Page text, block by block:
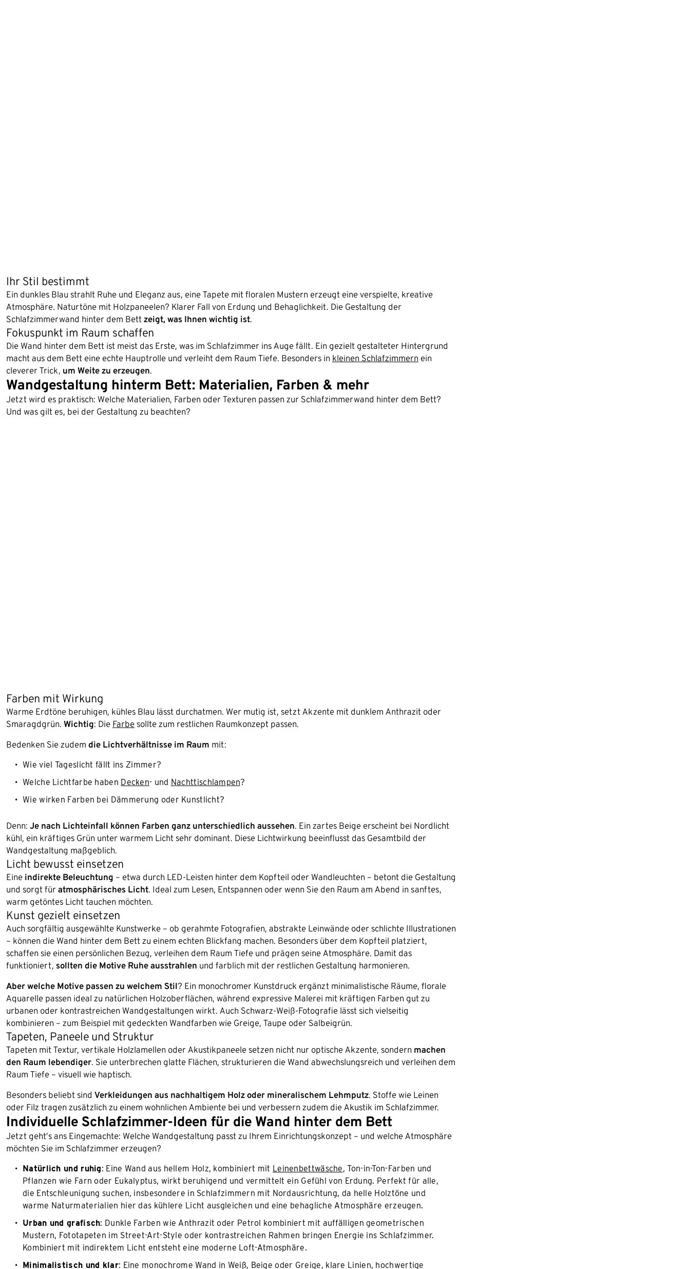
Ihr Stil bestimmt
Ein dunkles Blau strahlt Ruhe und Eleganz aus, eine Tapete mit floralen Mustern erzeugt eine verspielte, kreative
Atmosphäre. Naturtöne mit Holzpaneelen? Klarer Fall von Erdung und Behaglichkeit. Die Gestaltung der
Schlafzimmerwand hinter dem Bett zeigt, was Ihnen wichtig ist.
Fokuspunkt im Raum schaffen
Die Wand hinter dem Bett ist meist das Erste, was im Schlafzimmer ins Auge fällt. Ein gezielt gestalteter Hintergrund
macht aus dem Bett eine echte Hauptrolle und verleiht dem Raum Tiefe. Besonders in kleinen Schlafzimmern ein
cleverer Trick, um Weite zu erzeugen.
Wandgestaltung hinterm Bett: Materialien, Farben & mehr
Jetzt wird es praktisch: Welche Materialien, Farben oder Texturen passen zur Schlafzimmerwand hinter dem Bett?
Und was gilt es, bei der Gestaltung zu beachten?
Farben mit Wirkung
Warme Erdtöne beruhigen, kühles Blau lässt durchatmen. Wer mutig ist, setzt Akzente mit dunklem Anthrazit oder
Smaragdgrün. Wichtig: Die Farbe sollte zum restlichen Raumkonzept passen.
Bedenken Sie zudem die Lichtverhältnisse im Raum mit:
Wie viel Tageslicht fällt ins Zimmer?
Welche Lichtfarbe haben Decken- und Nachttischlampen?
Wie wirken Farben bei Dämmerung oder Kunstlicht?
Denn: Je nach Lichteinfall können Farben ganz unterschiedlich aussehen. Ein zartes Beige erscheint bei Nordlicht
kühl, ein kräftiges Grün unter warmem Licht sehr dominant. Diese Lichtwirkung beeinflusst das Gesamtbild der
Wandgestaltung maßgeblich.
Licht bewusst einsetzen
Eine indirekte Beleuchtung – etwa durch LED-Leisten hinter dem Kopfteil oder Wandleuchten – betont die Gestaltung
und sorgt für atmosphärisches Licht. Ideal zum Lesen, Entspannen oder wenn Sie den Raum am Abend in sanftes,
warm getöntes Licht tauchen möchten.
Kunst gezielt einsetzen
Auch sorgfältig ausgewählte Kunstwerke – ob gerahmte Fotografien, abstrakte Leinwände oder schlichte Illustrationen
– können die Wand hinter dem Bett zu einem echten Blickfang machen. Besonders über dem Kopfteil platziert,
schaffen sie einen persönlichen Bezug, verleihen dem Raum Tiefe und prägen seine Atmosphäre. Damit das
funktioniert, sollten die Motive Ruhe ausstrahlen und farblich mit der restlichen Gestaltung harmonieren.
Aber welche Motive passen zu welchem Stil? Ein monochromer Kunstdruck ergänzt minimalistische Räume, florale
Aquarelle passen ideal zu natürlichen Holzoberflächen, während expressive Malerei mit kräftigen Farben gut zu
urbanen oder kontrastreichen Wandgestaltungen wirkt. Auch Schwarz-Weiß-Fotografie lässt sich vielseitig
kombinieren – zum Beispiel mit gedeckten Wandfarben wie Greige, Taupe oder Salbeigrün.
Tapeten, Paneele und Struktur
Tapeten mit Textur, vertikale Holzlamellen oder Akustikpaneele setzen nicht nur optische Akzente, sondern machen
den Raum lebendiger. Sie unterbrechen glatte Flächen, strukturieren die Wand abwechslungsreich und verleihen dem
Raum Tiefe – visuell wie haptisch.
Besonders beliebt sind Verkleidungen aus nachhaltigem Holz oder mineralischem Lehmputz. Stoffe wie Leinen
oder Filz tragen zusätzlich zu einem wohnlichen Ambiente bei und verbessern zudem die Akustik im Schlafzimmer.
Individuelle Schlafzimmer-Ideen für die Wand hinter dem Bett
Jetzt geht’s ans Eingemachte: Welche Wandgestaltung passt zu Ihrem Einrichtungskonzept – und welche Atmosphäre
möchten Sie im Schlafzimmer erzeugen?
Natürlich und ruhig: Eine Wand aus hellem Holz, kombiniert mit Leinenbettwäsche, Ton-in-Ton-Farben und
Pflanzen wie Farn oder Eukalyptus, wirkt beruhigend und vermittelt ein Gefühl von Erdung. Perfekt für alle,
die Entschleunigung suchen, insbesondere in Schlafzimmern mit Nordausrichtung, da helle Holztöne und
warme Naturmaterialien hier das kühlere Licht ausgleichen und eine behagliche Atmosphäre erzeugen.
Urban und grafisch: Dunkle Farben wie Anthrazit oder Petrol kombiniert mit auffälligen geometrischen
Mustern, Fototapeten im Street-Art-Style oder kontrastreichen Rahmen bringen Energie ins Schlafzimmer.
Kombiniert mit indirektem Licht entsteht eine moderne Loft-Atmosphäre.
Minimalistisch und klar: Eine monochrome Wand in Weiß, Beige oder Greige, klare Linien, hochwertige